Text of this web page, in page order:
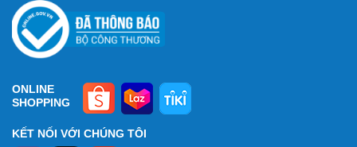
ONLINE
SHOPPING
KẾT NỐI VỚI CHÚNG TÔI